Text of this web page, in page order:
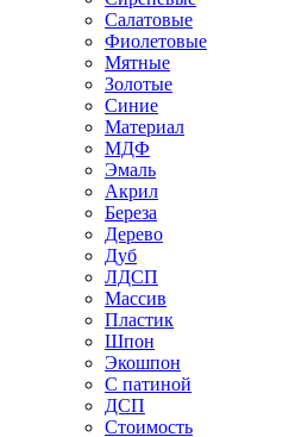
Салатовые
Фиолетовые
Мятные
Золотые
Синие
Материал
МДФ
Эмаль
Акрил
Береза
Дерево
Дуб
ЛДСП
Массив
Пластик
Шпон
Экошпон
С патиной
ДСП
Стоимость